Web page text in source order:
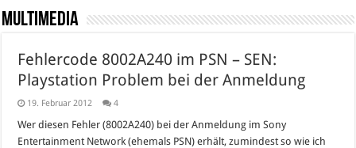
Multimedia
Fehlercode 8002A240 im PSN – SEN:
Playstation Problem bei der Anmeldung
19. Februar 2012 4
Wer diesen Fehler (8002A240) bei der Anmeldung im Sony
Entertainment Network (ehemals PSN) erhält, zumindest so wie ich